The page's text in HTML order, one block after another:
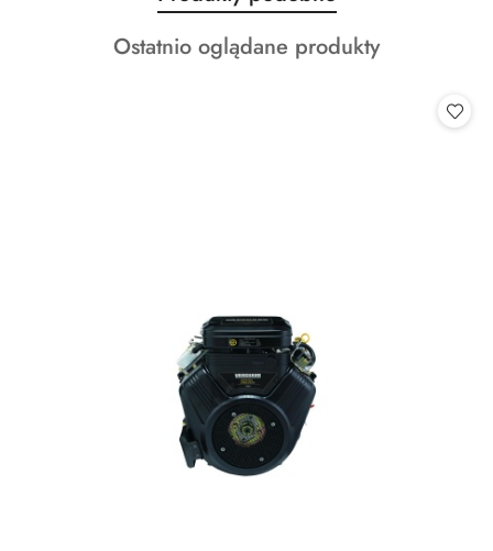
o
statusie:
Produkty
Ostatnio oglądane produkty